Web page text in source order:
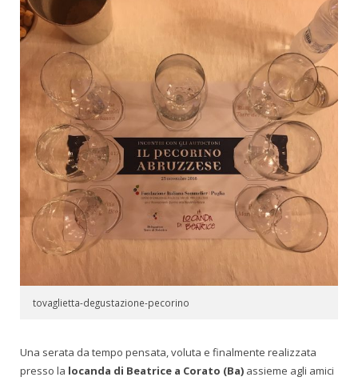
tovaglietta-degustazione-pecorino
Una serata da tempo pensata, voluta e finalmente realizzata
presso la locanda di Beatrice a Corato (Ba) assieme agli amici